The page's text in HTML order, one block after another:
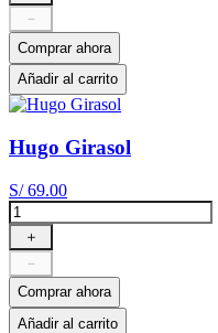
－
Comprar ahora
Añadir al carrito
Hugo Girasol
S/ 69.00
＋
－
Comprar ahora
Añadir al carrito